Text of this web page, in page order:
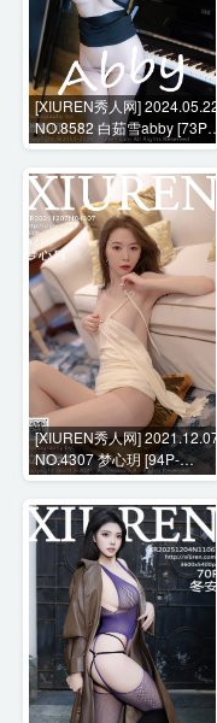
[XIUREN秀人网] 2024.05.22
NO.8582 白茹雪abby [73P-
711MB]
[XIUREN秀人网] 2021.12.07
NO.4307 梦心玥 [94P-
775MB]